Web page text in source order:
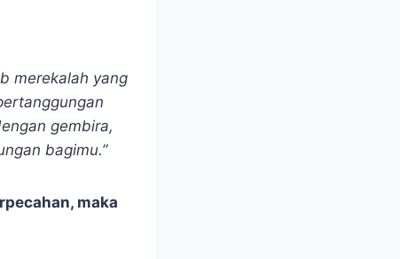
merekalah yang
gembira,
bagimu.”
maka